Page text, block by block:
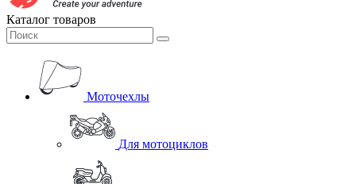
Каталог товаров
Моточехлы
Для мотоциклов